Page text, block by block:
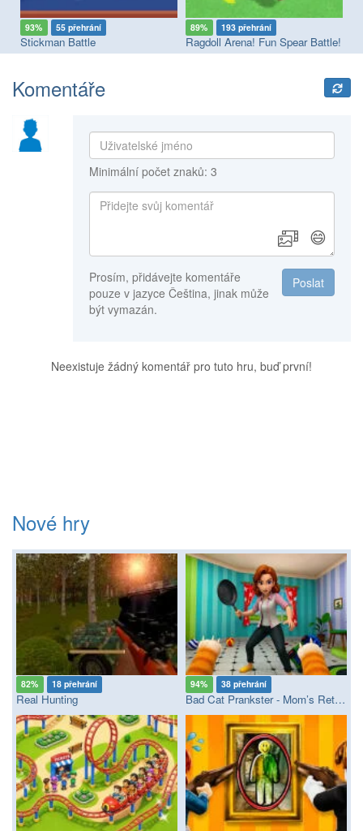
93% 55 přehrání
Stickman Battle
89% 193 přehrání
Ragdoll Arena! Fun Spear Battle!
Komentáře
Minimální počet znaků: 3
😄
Poslat
Prosím, přidávejte komentáře
pouze v jazyce Čeština, jinak může
být vymazán.
Neexistuje žádný komentář pro tuto hru, buď první!
Nové hry
82% 18 přehrání
Real Hunting
94% 38 přehrání
Bad Cat Prankster - Mom’s Return